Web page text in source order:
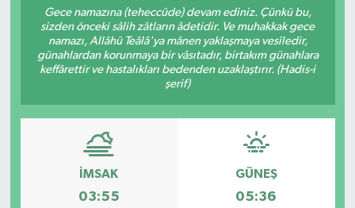
Gece namazına (teheccüde) devam ediniz. Çünkü bu,
sizden önceki sâlih zâtların âdetidir. Ve muhakkak gece
namazı, Allâhü Teâlâ'ya mânen yaklaşmaya vesîledir,
günahlardan korunmaya bir vâsıtadır, birtakım günahlara
keffârettir ve hastalıkları bedenden uzaklaştırır. (Hadis-i
şerif)
İMSAK
03:55
GÜNEŞ
05:36
Resmi İlanlar